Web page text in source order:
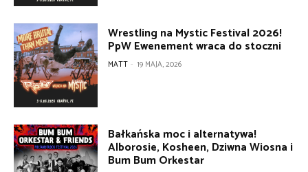
Wrestling na Mystic Festival 2026!
PpW Ewenement wraca do stoczni
MATT - 19 MAJA, 2026
Bałkańska moc i alternatywa!
Alborosie, Kosheen, Dziwna Wiosna i
Bum Bum Orkestar